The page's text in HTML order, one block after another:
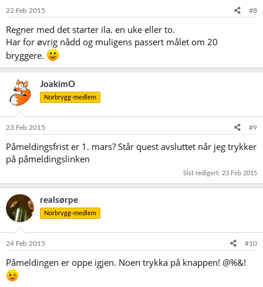
22 Feb 2015 #8
Regner med det starter ila. en uke eller to.
Har for øvrig nådd og muligens passert målet om 20
bryggere.
JoakimO
Norbrygg-medlem
23 Feb 2015 #9
Påmeldingsfrist er 1. mars? Står quest avsluttet når jeg trykker
på påmeldingslinken
Sist redigert: 23 Feb 2015
realsørpe
Norbrygg-medlem
24 Feb 2015 #10
Påmeldingen er oppe igjen. Noen trykka på knappen! @%&!